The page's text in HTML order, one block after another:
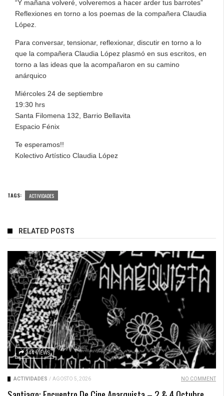
“Y mañana volveré, volveremos a hacer arder tus barrotes”
Reflexiones en torno a los poemas de la compañera Claudia
López.
Para conversar, tensionar, reflexionar, discutir en torno a lo
que la compañera Claudia López plasmó en sus escritos, en
torno a las ideas que la acompañaron en su camino
anárquico
Miércoles 24 de septiembre
19:30 hrs
Santa Filomena 132, Barrio Bellavita
Espacio Fénix
Te esperamos!!
Kolectivo Artístico Claudia López
TAGS: ACTIVIDADES
RELATED POSTS
344 VIEWS
ACTIVIDADES / AGOSTO 5, 2026 NO COMMENT